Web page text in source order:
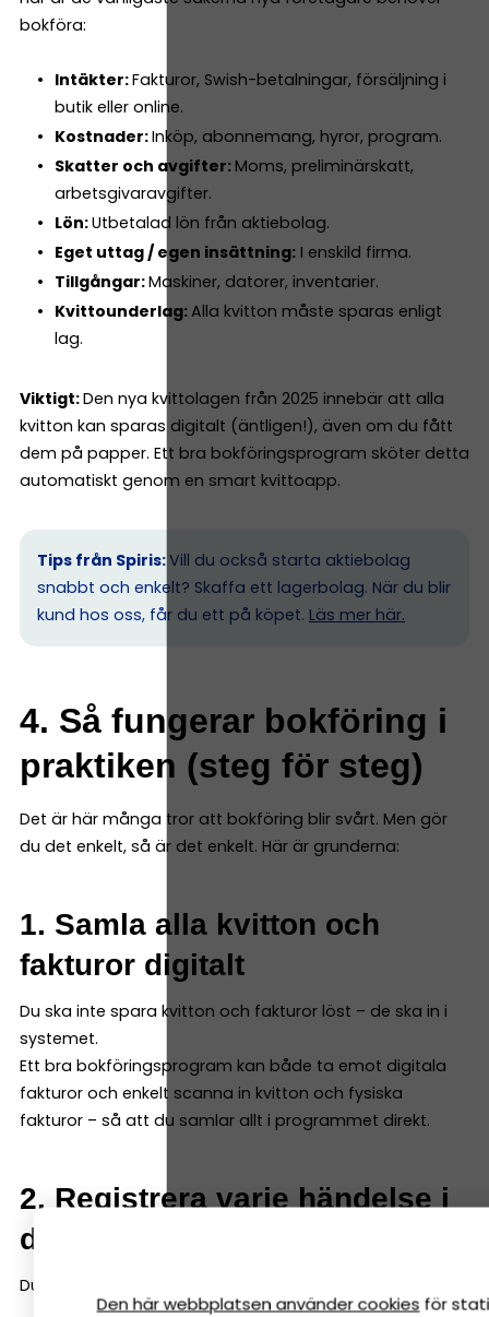
bokföra:
Intäkter:Fakturor, Swish-betalningar, försäljning i
butik eller online.
Kostnader:Inköp, abonnemang, hyror, program.
Skatter och avgifter: Moms, preliminärskatt,
arbetsgivaravgifter.
Lön:Utbetalad lön från aktiebolag.
Eget uttag / egen insättning:I enskild firma.
Tillgångar:Maskiner, datorer, inventarier.
Kvittounderlag:Alla kvitton måste sparas enligt
lag.
Viktigt:Den nya kvittolagen från 2025 innebär att alla
kvitton kan sparas digitalt (äntligen!), även om du fått
dem på papper. Ett bra bokföringsprogram sköter detta
automatiskt genom en smart kvittoapp.
Tips från Spiris:Vill du också starta aktiebolag
snabbt och enkelt? Skaffa ett lagerbolag. När du blir
kund hos oss, får du ett på köpet. Läs mer här.
4. Så fungerar bokföring i
praktiken (steg för steg)
Det är här många tror att bokföring blir svårt. Men gör
du det enkelt, så är det enkelt. Här är grunderna:
1. Samla alla kvitton och
fakturor digitalt
Du ska inte spara kvitton och fakturor löst – de ska in i
systemet.
Ett bra bokföringsprogram kan både ta emot digitala
fakturor och enkelt scanna in kvitton och fysiska
fakturor – så att du samlar allt i programmet direkt.
2. Registrera varje händelse i
ditt bokföringsprogram
Du bokför en händelse genom att ange:
Den här webbplatsen använder cookies för